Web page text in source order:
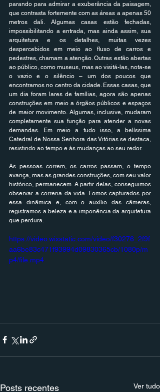
parando para admirar a exuberância da paisagem,
que contrasta fortemente com as áreas a apenas 50
metros dali. Algumas casas estão fechadas,
impossibilitando a entrada, mas ainda assim, sua
arquitetura e os detalhes, muitas vezes
despercebidos em meio ao fluxo de carros e
pedestres, chamam a atenção. Outras estão abertas
ao público, como museus, mas ao visitá-las, nota-se
o vazio e o silêncio – um dos poucos que
encontramos no centro da cidade. Essas casas, que
um dia foram lares de famílias, agora são apenas
construções em meio a órgãos públicos e espaços
de maior movimento. Algumas, inclusive, mudaram
completamente sua função para atender a novas
demandas. Em meio a tudo isso, a belíssima
Catedral de Nossa Senhora das Vitórias se destaca,
resistindo ao tempo e às mudanças ao seu redor.
As pessoas correm, os carros passam, o tempo
avança, mas as grandes construções, com seu valor
histórico, permanecem. A partir delas, conseguimos
observar a correria da vida. Fomos capturados por
essa dinâmica e, com o auxílio das câmeras,
registramos a beleza e a imponência da arquitetura
que perdura.
https://video.wixstatic.com/video/f30276_2f9f
aa6be83c471f93994d09830365cb/1080p/m
p4/file.mp4
Posts recentes Ver tudo